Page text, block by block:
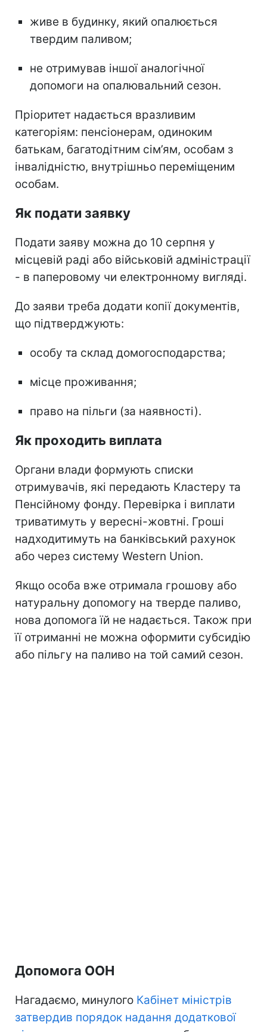
живе в будинку, який опалюється
твердим паливом;
не отримував іншої аналогічної
допомоги на опалювальний сезон.
Пріоритет надається вразливим
категоріям: пенсіонерам, одиноким
батькам, багатодітним сім’ям, особам з
інвалідністю, внутрішньо переміщеним
особам.
Як подати заявку
Подати заяву можна до 10 серпня у
місцевій раді або військовій адміністрації
- в паперовому чи електронному вигляді.
До заяви треба додати копії документів,
що підтверджують:
особу та склад домогосподарства;
місце проживання;
право на пільги (за наявності).
Як проходить виплата
Органи влади формують списки
отримувачів, які передають Кластеру та
Пенсійному фонду. Перевірка і виплати
триватимуть у вересні-жовтні. Гроші
надходитимуть на банківський рахунок
або через систему Western Union.
Якщо особа вже отримала грошову або
натуральну допомогу на тверде паливо,
нова допомога їй не надається. Також при
її отриманні не можна оформити субсидію
або пільгу на паливо на той самий сезон.
Допомога ООН
Нагадаємо, минулого Кабінет міністрів
затвердив порядок надання додаткової